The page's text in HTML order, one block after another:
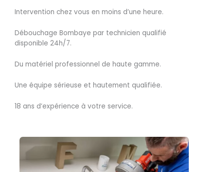
Intervention chez vous en moins d’une heure.
Débouchage Bombaye par technicien qualifié
disponible 24h/7.
Du matériel professionnel de haute gamme.
Une équipe sérieuse et hautement qualifiée.
18 ans d’expérience à votre service.